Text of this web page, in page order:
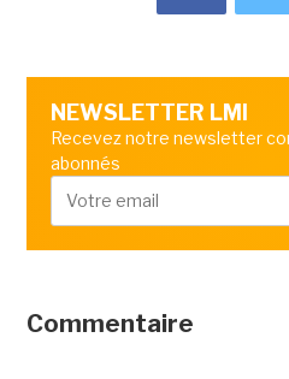
NEWSLETTER LMI
Recevez notre newsletter
abonnés
Commentaire